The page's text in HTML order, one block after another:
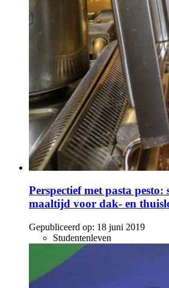
Perspectief met pasta
maaltijd voor dak- en
Gepubliceerd op: 18 juni 2019
Studentenleven